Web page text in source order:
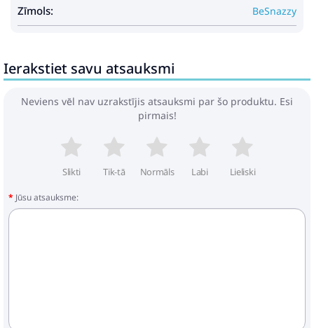
Zīmols: BeSnazzy
Ierakstiet savu atsauksmi
Neviens vēl nav uzrakstījis atsauksmi par šo produktu. Esi
pirmais!
Slikti Tik-tā Normāls Labi Lieliski
Jūsu atsauksme: